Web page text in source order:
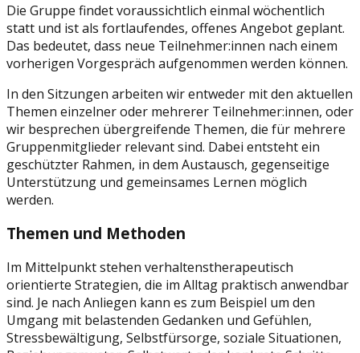
Die Gruppe findet voraussichtlich einmal wöchentlich
statt und ist als fortlaufendes, offenes Angebot geplant.
Das bedeutet, dass neue Teilnehmer:innen nach einem
vorherigen Vorgespräch aufgenommen werden können.
In den Sitzungen arbeiten wir entweder mit den aktuellen
Themen einzelner oder mehrerer Teilnehmer:innen, oder
wir besprechen übergreifende Themen, die für mehrere
Gruppenmitglieder relevant sind. Dabei entsteht ein
geschützter Rahmen, in dem Austausch, gegenseitige
Unterstützung und gemeinsames Lernen möglich
werden.
Themen und Methoden
Im Mittelpunkt stehen verhaltenstherapeutisch
orientierte Strategien, die im Alltag praktisch anwendbar
sind. Je nach Anliegen kann es zum Beispiel um den
Umgang mit belastenden Gedanken und Gefühlen,
Stressbewältigung, Selbstfürsorge, soziale Situationen,